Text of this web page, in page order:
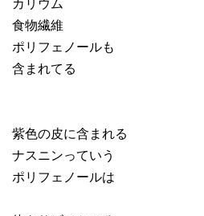
食物繊維
ポリフェノールも
含まれてる
紫色の皮に含まれる
ナスニンっていう
ポリフェノールは